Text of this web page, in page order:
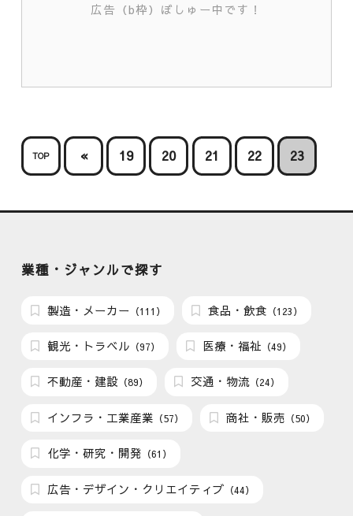
広告（b枠）ぼしゅー中です！
TOP « 19 20 21 22 23
業種・ジャンルで探す
製造・メーカー （111） 食品・飲食 （123）
観光・トラベル （97） 医療・福祉 （49）
不動産・建設 （89） 交通・物流 （24）
インフラ・工業産業 （57） 商社・販売 （50）
化学・研究・開発 （61）
広告・デザイン・クリエイティブ （44）